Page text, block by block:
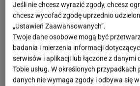
Jeśli nie chcesz wyrazić zgody, chcesz
chcesz wycofać zgodę uprzednio
„Ustawień Zaawansowanych”.
Twoje dane osobowe mogą być
badania i mierzenia informacji
serwisów i aplikacji lub łączone z danymi
Tobie usług. W określonych
danych nie wymaga zgody i odbywa się